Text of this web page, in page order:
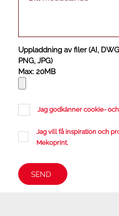
Uppladdning av filer (AI,
PNG, JPG)
Max: 20MB
Jag godkänner cookie-
Jag vill få inspiration och
Mekoprint.